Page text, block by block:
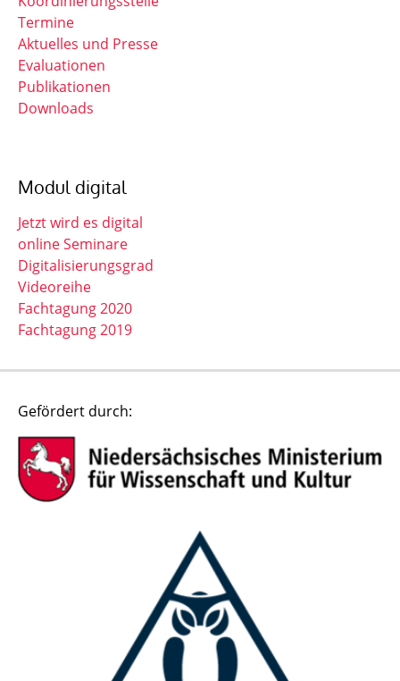
Termine
Aktuelles und Presse
Evaluationen
Publikationen
Downloads
Modul digital
Jetzt wird es digital
online Seminare
Digitalisierungsgrad
Videoreihe
Fachtagung 2020
Fachtagung 2019
Gefördert durch: